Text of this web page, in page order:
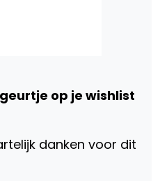
op je wishlist
danken voor dit